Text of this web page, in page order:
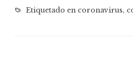
Etiquetado en coronavirus,